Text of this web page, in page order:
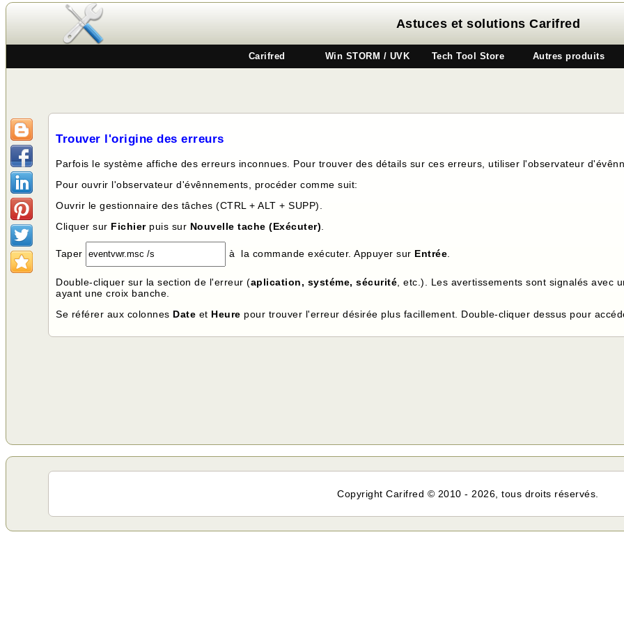
Astuces et solutions Carifred
Carifred Win STORM / UVK Tech Tool Store Autres produits
Trouver l'origine des erreurs
Parfois le système affiche des erreurs inconnues. Pour trouver des détails sur ces erreurs, utiliser l'observateur
Pour ouvrir l'observateur d'évênnements, procéder comme suit:
Ouvrir le gestionnaire des tâches (CTRL + ALT + SUPP).
Cliquer sur Fichier puis sur Nouvelle tache (Exécuter)
Taper à la commande exécuter. Appuyer sur Entrée
Double-cliquer sur la section de l'erreur (aplication, systéme, sécurité , etc.). Les avertissements sont signalés
ayant une croix banche.
Se référer aux colonnes Date et Heure pour trouver l'erreur désirée plus facillement. Double-cliquer dessus pour
Copyright Carifred © 2010 - 2026, tous droits réservés.